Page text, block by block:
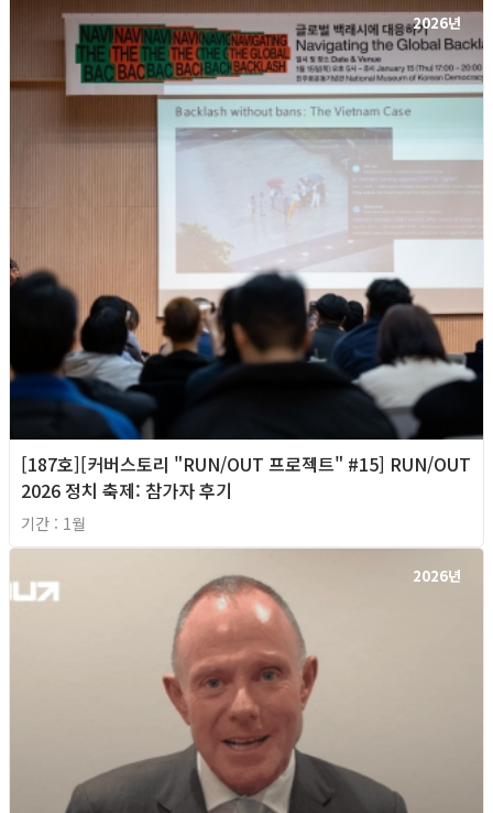
2026년
[187호][커버스토리 "RUN/OUT 프로젝트" #15] RUN/OUT
2026 정치 축제: 참가자 후기
기간 : 1월
2026년